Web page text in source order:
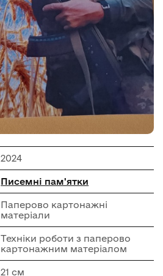
2024
Писемні пам'ятки
Паперово картонажні
матеріали
Техніки роботи з паперово
картонажним матеріалом
21 см